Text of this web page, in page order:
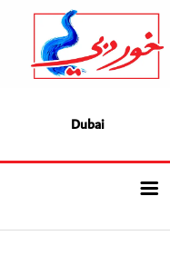
Dubai
الرئيسيــة